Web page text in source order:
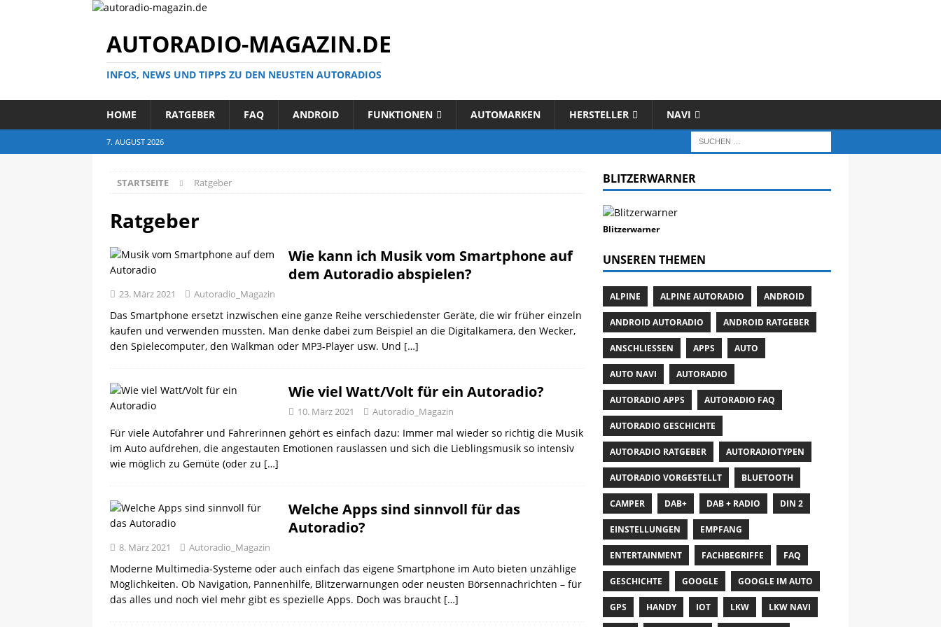
AUTORADIO-MAGAZIN.DE
INFOS, NEWS UND TIPPS ZU DEN NEUSTEN AUTORADIOS
HOME RATGEBER FAQ ANDROID FUNKTIONEN AUTOMARKEN HERSTELLER NAVI
7. AUGUST 2026
STARTSEITE Ratgeber
Ratgeber
Wie kann ich Musik vom Smartphone auf
dem Autoradio abspielen?
23. März 2021 Autoradio_Magazin
Das Smartphone ersetzt inzwischen eine ganze Reihe verschiedenster Geräte, die wir früher einzeln
kaufen und verwenden mussten. Man denke dabei zum Beispiel an die Digitalkamera, den Wecker,
den Spielecomputer, den Walkman oder MP3-Player usw. Und […]
Wie viel Watt/Volt für ein Autoradio?
10. März 2021 Autoradio_Magazin
Für viele Autofahrer und Fahrerinnen gehört es einfach dazu: Immer mal wieder so richtig die Musik
im Auto aufdrehen, die angestauten Emotionen rauslassen und sich die Lieblingsmusik so intensiv
wie möglich zu Gemüte (oder zu […]
Welche Apps sind sinnvoll für das
Autoradio?
8. März 2021 Autoradio_Magazin
Moderne Multimedia-Systeme oder auch einfach das eigene Smartphone im Auto bieten unzählige
Möglichkeiten. Ob Navigation, Pannenhilfe, Blitzerwarnungen oder neusten Börsennachrichten – für
das alles und noch viel mehr gibt es spezielle Apps. Doch was braucht […]
BLITZERWARNER
Blitzerwarner
UNSEREN THEMEN
ALPINE ALPINE AUTORADIO ANDROID
ANDROID AUTORADIO ANDROID RATGEBER
ANSCHLIESSEN APPS AUTO
AUTO NAVI AUTORADIO
AUTORADIO APPS AUTORADIO FAQ
AUTORADIO GESCHICHTE
AUTORADIO RATGEBER AUTORADIOTYPEN
AUTORADIO VORGESTELLT BLUETOOTH
CAMPER DAB+ DAB + RADIO DIN 2
EINSTELLUNGEN EMPFANG
ENTERTAINMENT FACHBEGRIFFE FAQ
GESCHICHTE GOOGLE GOOGLE IM AUTO
GPS HANDY IOT LKW LKW NAVI